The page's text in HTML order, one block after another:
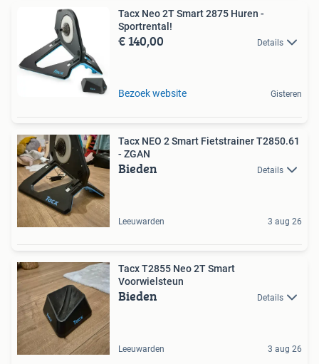
Tacx Neo 2T Smart 2875 Huren -
Sportrental!
€ 140,00 Details
Bezoek website Gisteren
Tacx NEO 2 Smart Fietstrainer T2850.61
- ZGAN
Bieden Details
Leeuwarden 3 aug 26
Tacx T2855 Neo 2T Smart
Voorwielsteun
Bieden Details
Leeuwarden 3 aug 26